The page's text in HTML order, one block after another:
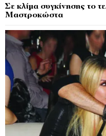
Σε κλίμα συγκίνησης το
Μαστροκώστα